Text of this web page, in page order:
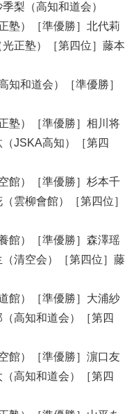
梨（高知和道会）
塾）［準優勝］北代莉
正塾）［第四位］藤本
和道会）［準優勝］
）［準優勝］相川将
JSKA高知）［第四
）［準優勝］杉本千
雲柳會館）［第四位］
館）［準優勝］森澤瑶
清空会）［第四位］藤
館）［準優勝］大浦紗
高知和道会）［第四
館）［準優勝］濵口友
高知和道会）［第四